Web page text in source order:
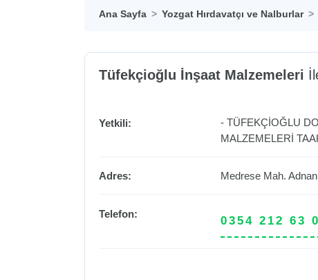
Ana Sayfa Yozgat Hırdavatçı ve Nalburlar
Tüfekçioğlu İnşaat Malzemeleri
Yetkili:
- TÜFEKÇİOĞLU
MALZEMELERİ
Adres: Medrese Mah.
Telefon:
0354 212 63